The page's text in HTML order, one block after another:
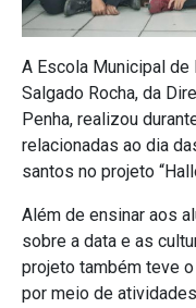
A Escola Municipal de
Salgado Rocha, da
Penha, realizou
relacionadas ao dia
santos no projeto
Além de ensinar aos
sobre a data e as
projeto também teve
por meio de